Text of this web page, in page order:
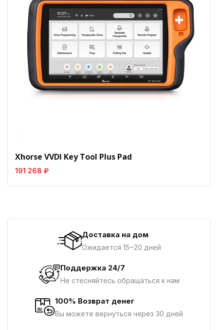
Xhorse VVDI Key Tool Plus Pad
191 268 ₽
Доставка на дом
Ожидается 15~20 дней
Поддержка 24/7
Не стесняйтесь обращаться к нам
100% Возврат денег
Вы можете вернуться через 30 дней